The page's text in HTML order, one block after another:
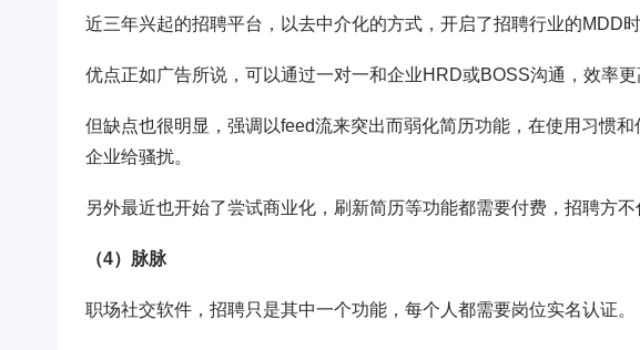
近三年兴起的招聘平台，以去中介化的方式，开启了招聘行业的MDD时
优点正如广告所说，可以通过一对一和企业HRD或BOSS沟通，效率更
但缺点也很明显，强调以feed流来突出而弱化简历功能，在使用习惯
企业给骚扰。
另外最近也开始了尝试商业化，刷新简历等功能都需要付费，招聘方
（4）脉脉
职场社交软件，招聘只是其中一个功能，每个人都需要岗位实名认证。